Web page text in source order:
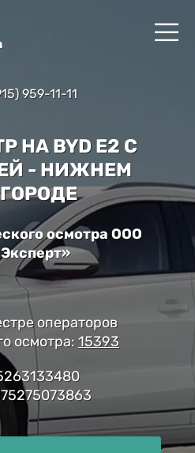
959-11-11
НА BYD E2 С
- НИЖНЕМ
осмотра ООО
операторов
осмотра: 15393